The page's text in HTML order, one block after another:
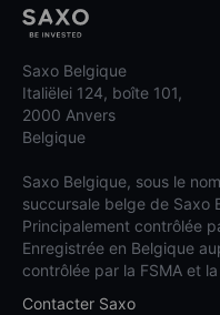
Saxo Belgique
Italiëlei 124, boîte 101,
2000 Anvers
Belgique
Saxo Belgique, sous le
succursale belge de Saxo
Principalement contrôlée
Enregistrée en Belgique
contrôlée par la FSMA et la
Contacter Saxo